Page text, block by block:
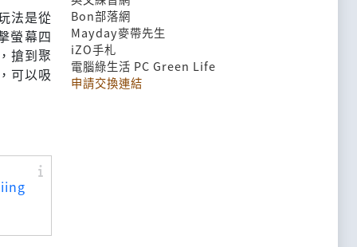
法是從
螢幕四
搶到聚
可以吸
Bon部落網
Mayday麥帶先生
iZO手札
電腦綠生活 PC Green Life
申請交換連結